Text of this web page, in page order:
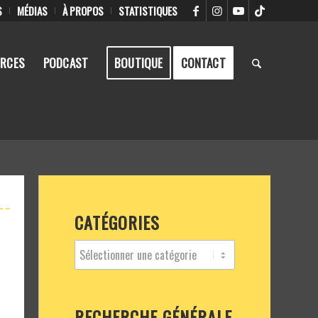
MÉDIAS À PROPOS STATISTIQUES
PODCAST BOUTIQUE CONTACT
CATÉGORIES